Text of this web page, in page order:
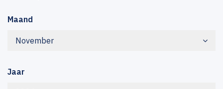
Maand
November
Jaar